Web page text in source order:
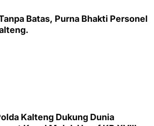
Batas, Purna Bhakti Personel
Kalteng Dukung Dunia